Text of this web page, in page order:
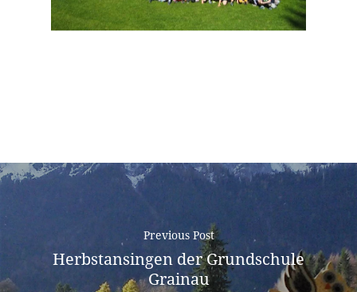
Previous Post
Herbstansingen der Grundschule
Grainau